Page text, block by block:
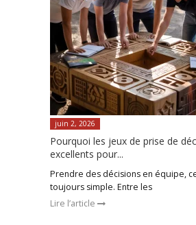
juin 2, 2026
Pourquoi les jeux de prise de
excellents pour...
Prendre des décisions en équipe,
toujours simple. Entre les
Lire l’article